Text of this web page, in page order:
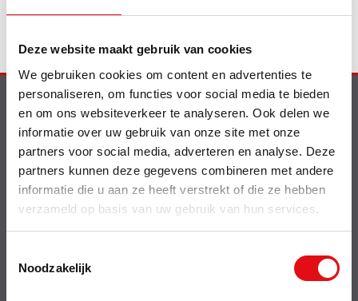
Deze website maakt gebruik van cookies
We gebruiken cookies om content en advertenties te
personaliseren, om functies voor social media te bieden
en om ons websiteverkeer te analyseren. Ook delen we
informatie over uw gebruik van onze site met onze
partners voor social media, adverteren en analyse. Deze
partners kunnen deze gegevens combineren met andere
informatie die u aan ze heeft verstrekt of die ze hebben
verzameld op basis van uw gebruik van hun services.
Noodzakelijk
Info
Shell smeermiddelen
Contact
Delrue Cataloog
Bebat wetgeving
Offerte betalen